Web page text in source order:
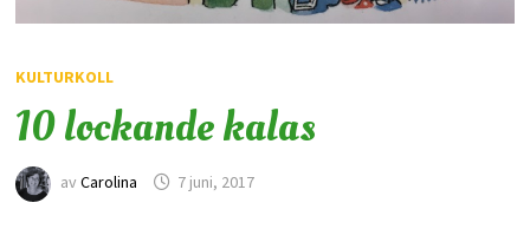
KULTURKOLL
10 lockande kalas
av Carolina 7 juni, 2017